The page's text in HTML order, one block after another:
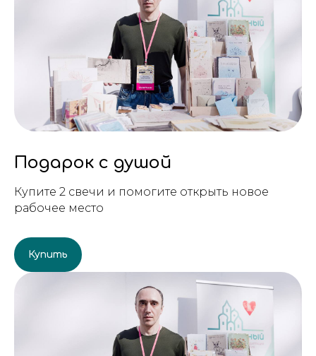
Подарок с душой
Купите 2 свечи и помогите открыть новое
рабочее место
Купить